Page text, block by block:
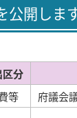
公開しま
区分
等 府議会